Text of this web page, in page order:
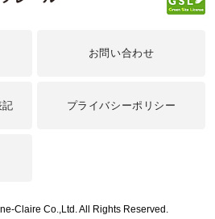
お問い合わせ
記 プライバシーポリシー
Claire Co.,Ltd. All Rights Reserved.